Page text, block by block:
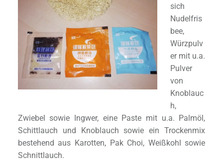
sich
Nudelfris
bee,
Würzpulv
er mit u.a.
Pulver
von
Knoblauc
h,
Zwiebel sowie Ingwer, eine Paste mit u.a. Palmöl,
Schittlauch und Knoblauch sowie ein Trockenmix
bestehend aus Karotten, Pak Choi, Weißkohl sowie
Schnittlauch.